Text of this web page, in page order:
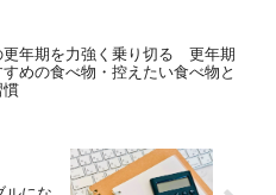
更年期を力強く乗り切る 更年期
すめの食べ物・控えたい食べ物と
慣